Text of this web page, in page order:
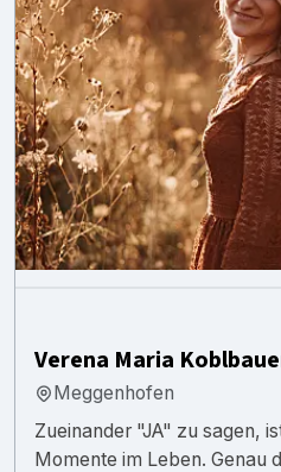
Verena Maria
Meggenhofen
Zueinander "JA" zu sagen,
Momente im Leben. Genau